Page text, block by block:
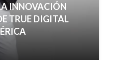
INNOVACIÓN
TRUE DIGITAL